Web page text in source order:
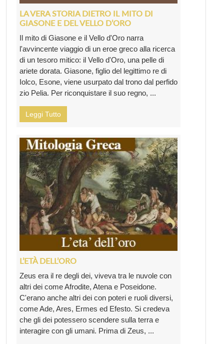
LA VERA STORIA DIETRO IL MITO DI
GIASONE E DEL VELLO D’ORO
Il mito di Giasone e il Vello d'Oro narra
l'avvincente viaggio di un eroe greco alla ricerca
di un tesoro mitico: il Vello d'Oro, una pelle di
ariete dorata. Giasone, figlio del legittimo re di
Iolco, Esone, viene usurpato dal trono dal perfido
zio Pelia. Per riconquistare il suo regno, ...
Leggi Tutto
L’ETÀ DELL’ORO
Zeus era il re degli dei, viveva tra le nuvole con
altri dei come Afrodite, Atena e Poseidone.
C'erano anche altri dei con poteri e ruoli diversi,
come Ade, Ares, Ermes ed Efesto. Si credeva
che gli dei potessero scendere sulla terra e
interagire con gli umani. Prima di Zeus, ...